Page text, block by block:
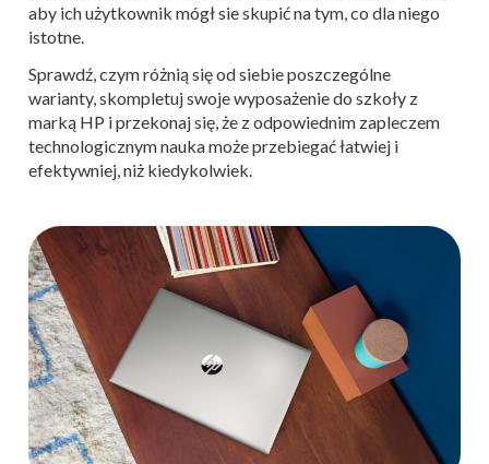
aby ich użytkownik mógł sie skupić na tym, co dla niego
istotne.
Sprawdź, czym różnią się od siebie poszczególne
warianty, skompletuj swoje wyposażenie do szkoły z
marką HP i przekonaj się, że z odpowiednim zapleczem
technologicznym nauka może przebiegać łatwiej i
efektywniej, niż kiedykolwiek.